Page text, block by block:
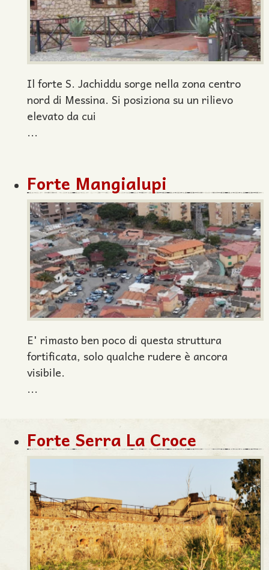
Il forte S. Jachiddu sorge nella zona centro
nord di Messina. Si posiziona su un rilievo
elevato da cui
...
Forte Mangialupi
E' rimasto ben poco di questa struttura
fortificata, solo qualche rudere è ancora
visibile.
...
Forte Serra La Croce